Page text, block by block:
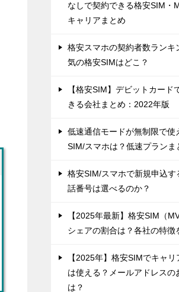
なしで契約できる格安SIM・
キャリアまとめ
格安スマホの契約者数ランキ
気の格安SIMはどこ？
【格安SIM】デビットカード
きる会社まとめ：2022年版
低速通信モードが無制限で使
SIM/スマホは？低速プランま
格安SIM/スマホで新規申込す
話番号は選べるのか？
【2025年最新】格安SIM（
シェアの割合は？各社の特徴
【2025年】格安SIMでキャ
は使える？メールアドレスの
は？